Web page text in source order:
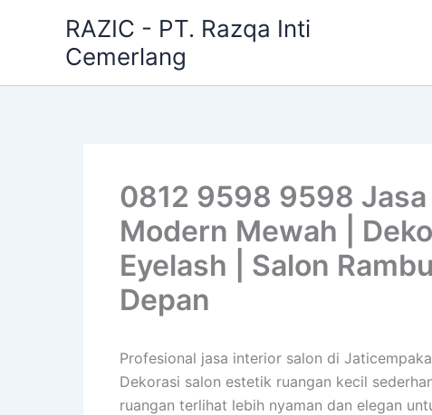
RAZIC - PT. Razqa Inti
Cemerlang
0812 9598 9598
Modern Mewah |
Eyelash | Salon
Depan
Profesional jasa interior salon di
Dekorasi salon estetik ruangan kecil
ruangan terlihat lebih nyaman dan elegan